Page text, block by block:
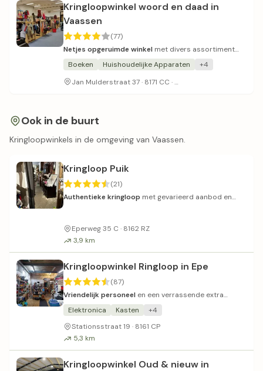
Kringloopwinkel woord en daad in
Vaassen
(77)
Netjes opgeruimde winkel met divers assortiment
keukenwaar en meubels.
Boeken Huishoudelijke Apparaten
+4
Jan Mulderstraat 37 · 8171 CC ·
Ook in de buurt
Kringloopwinkels in de omgeving van Vaassen.
Kringloop Puik
(21)
Authentieke kringloop met gevarieerd aanbod en
Eperweg 35 C · 8162 RZ
3,9 km
Kringloopwinkel Ringloop in Epe
(87)
Vriendelijk personeel en een verrassende extra
schuur met ruim assortiment.
Elektronica Kasten
+4
Stationsstraat 19 · 8161 CP
5,3 km
Kringloopwinkel Oud & nieuw in